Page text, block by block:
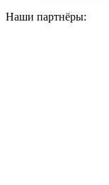
Наши партнёры: